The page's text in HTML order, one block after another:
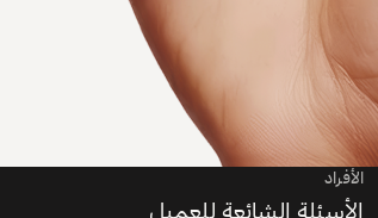
الأفراد
الأسئلة الشائعة للعميل